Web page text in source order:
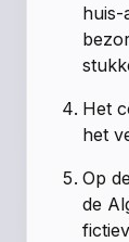
huis-
Het
het
Op
de